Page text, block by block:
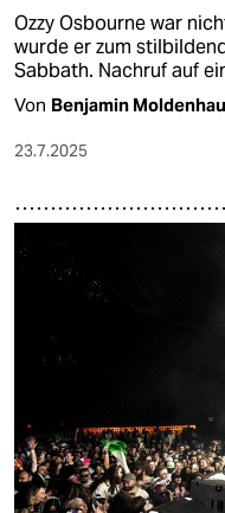
Ozzy Osbourne war
wurde er zum
Sabbath. Nachruf auf
Von Benjamin
23.7.2025